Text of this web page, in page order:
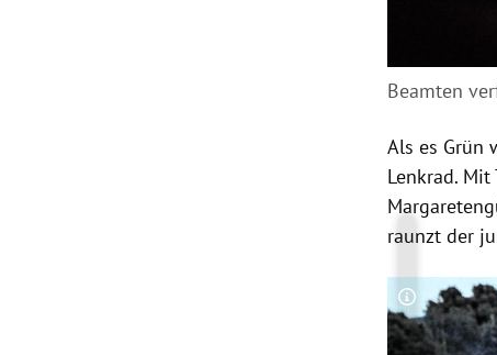
Beamten
Als es Grün
Lenkrad.
raunzt der
Copyright-